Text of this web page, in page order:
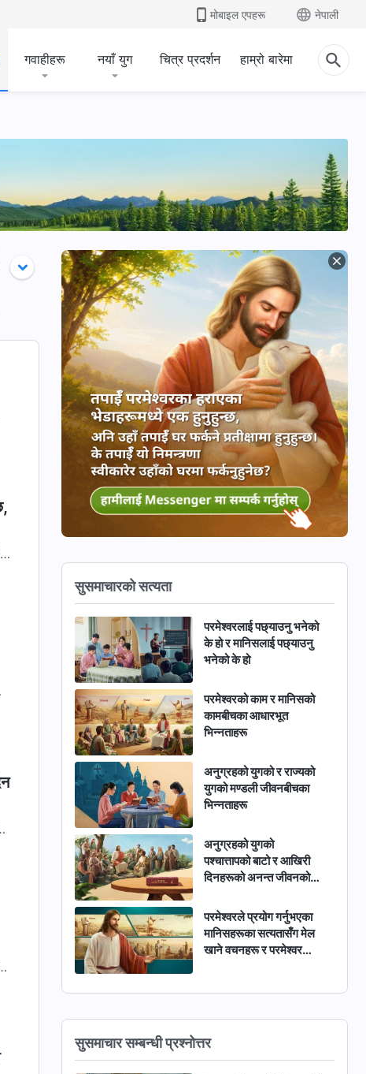
मोबाइल एपहरू नेपाली
गवाहीहरू नयाँ युग चित्र प्रदर्शन हाम्रो बारेमा
नष्ट
परमेश्‍वरले निनवेलाई मुक्ति
दिनुभएको
अय्यूब
सुसमाचारको सत्यता
परमेश्‍वरलाई पछ्याउनु भनेको
के हो र मानिसलाई पछ्याउनु
भनेको के हो
परमेश्‍वरको काम र मानिसको
कामबीचका आधारभूत
भिन्नताहरू
अनुग्रहको युगको र राज्यको
युगको मण्डली जीवनबीचका
भिन्नताहरू
अनुग्रहको युगको
पश्‍चात्तापको बाटो र आखिरी
दिनहरूको अनन्त जीवनको
परमेश्‍वरले प्रयोग गर्नुभएका
मानिसहरूका सत्यतासँग मेल
खाने वचनहरू र परमेश्‍वर
सुसमाचार सम्‍बन्धी प्रश्‍नोत्तर